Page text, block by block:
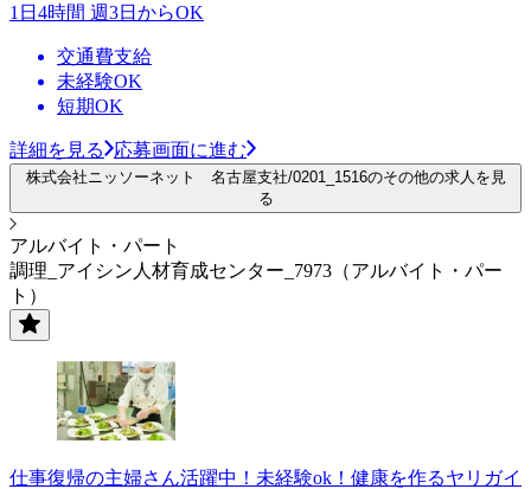
1日4時間 週3日からOK
交通費支給
未経験OK
短期OK
詳細を見る 応募画面に進む
株式会社ニッソーネット 名古屋支社/0201_1516のその他の求人を見
る
アルバイト・パート
調理_アイシン人材育成センター_7973（アルバイト・パー
ト）
仕事復帰の主婦さん活躍中！未経験ok！健康を作るヤリガイ